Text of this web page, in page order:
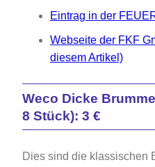
Eintrag in der
Webseite der FKF
diesem Artikel)
Weco Dicke
8 Stück): 3 €
Dies sind die klassischen